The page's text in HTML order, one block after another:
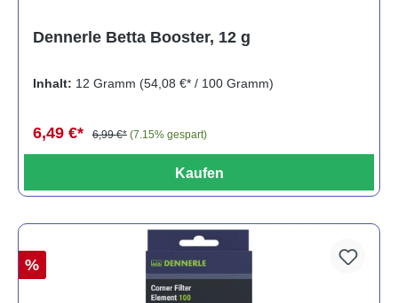
Dennerle Betta Booster, 12 g
Inhalt: 12 Gramm (54,08 €* / 100 Gramm)
6,49 €* 6,99 €* (7.15% gespart)
Kaufen
%